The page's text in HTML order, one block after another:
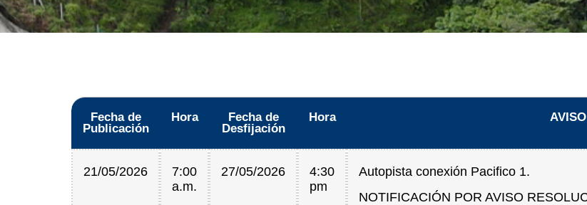
Fecha de
Publicación
Hora
Fecha de
Desfijación
Hora
21/05/2026
7:00
a.m.
27/05/2026
4:30
pm
Autopista conexión Pacifico 1.
NOTIFICACIÓN POR AVISO